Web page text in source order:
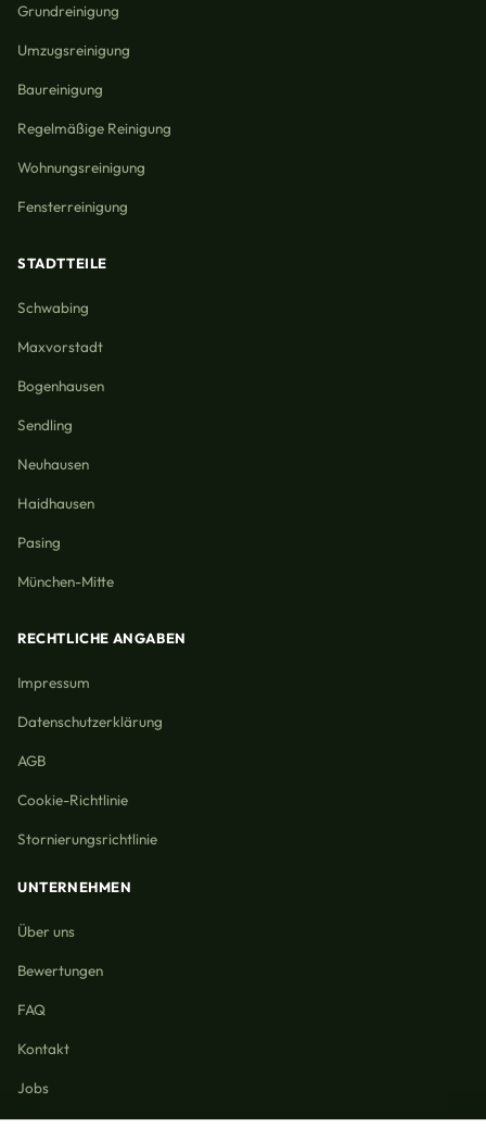
Grundreinigung
Umzugsreinigung
Baureinigung
Regelmäßige Reinigung
Wohnungsreinigung
Fensterreinigung
STADTTEILE
Schwabing
Maxvorstadt
Bogenhausen
Sendling
Neuhausen
Haidhausen
Pasing
München-Mitte
RECHTLICHE ANGABEN
Impressum
Datenschutzerklärung
AGB
Cookie-Richtlinie
Stornierungsrichtlinie
UNTERNEHMEN
Über uns
Bewertungen
FAQ
Kontakt
Jobs